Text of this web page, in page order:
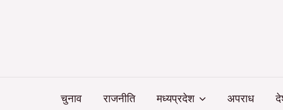
चुनाव राजनीति मध्यप्रदेश अपराध